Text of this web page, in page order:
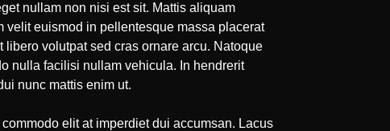
nullam non nisi est sit. Mattis aliquam
velit euismod in pellentesque massa placerat
volutpat sed cras ornare arcu. Natoque
nulla facilisi nullam vehicula. In hendrerit
nunc mattis enim ut.
elit at imperdiet dui accumsan. Lacus